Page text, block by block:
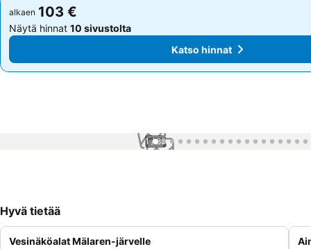
alkaen 103 €
Näytä hinnat 10 sivustolta
Katso hinnat
alkaen 103 €
Näytä hinnat 10 sivustolta
Katso hinnat
1 / 89
Hyvä tietää
Vesinäköalat Mälaren-järvelle